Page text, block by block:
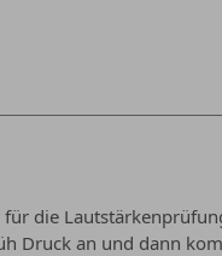
die
Druck an und dann